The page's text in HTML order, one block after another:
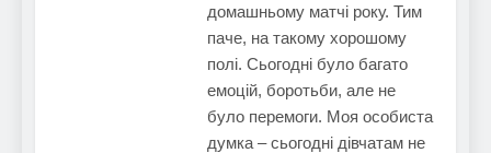
домашньому матчі року. Тим
паче, на такому хорошому
полі. Сьогодні було багато
емоцій, боротьби, але не
було перемоги. Моя особиста
думка – сьогодні дівчатам не